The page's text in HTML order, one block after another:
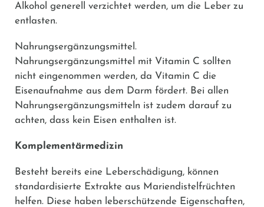
Alkohol generell verzichtet werden, um die Leber zu
entlasten.
Nahrungsergänzungsmittel.
Nahrungsergänzungsmittel mit Vitamin C sollten
nicht eingenommen werden, da Vitamin C die
Eisenaufnahme aus dem Darm fördert. Bei allen
Nahrungsergänzungsmitteln ist zudem darauf zu
achten, dass kein Eisen enthalten ist.
Komplementärmedizin
Besteht bereits eine Leberschädigung, können
standardisierte Extrakte aus Mariendistelfrüchten
helfen. Diese haben leberschützende Eigenschaften,